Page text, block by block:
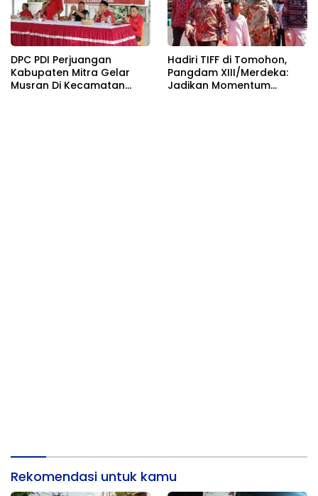
DPC PDI Perjuangan
Kabupaten Mitra Gelar
Musran Di Kecamatan
Hadiri TIFF di Tomohon,
Pangdam XIII/Merdeka:
Jadikan Momentum
Rekomendasi untuk kamu